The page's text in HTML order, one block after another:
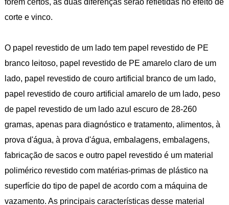
forem certos, as duas diferenças serão refletidas no efeito de
corte e vinco.
O papel revestido de um lado tem papel revestido de PE
branco leitoso, papel revestido de PE amarelo claro de um
lado, papel revestido de couro artificial branco de um lado,
papel revestido de couro artificial amarelo de um lado, peso
de papel revestido de um lado azul escuro de 28-260
gramas, apenas para diagnóstico e tratamento, alimentos, à
prova d'água, à prova d'água, embalagens, embalagens,
fabricação de sacos e outro papel revestido é um material
polimérico revestido com matérias-primas de plástico na
superfície do tipo de papel de acordo com a máquina de
vazamento. As principais características desse material